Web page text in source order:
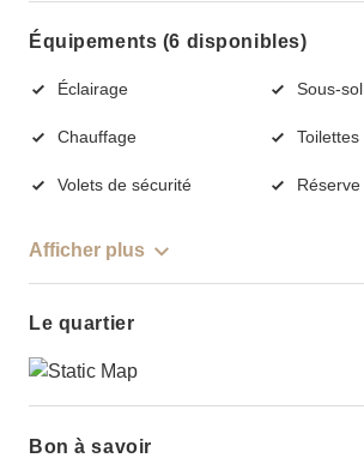
Équipements (6 disponibles)
Éclairage Sous-sol
Chauffage Toilettes
Volets de sécurité Réserve
Afficher plus
Le quartier
Bon à savoir